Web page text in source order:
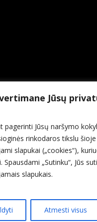
Jūsų
pagerinti Jūsų naršymo
rinkodaros tikslu
slapukai („cookies“),
Spausdami „Sutinku“, Jūs
slapukais.
Atmesti visus